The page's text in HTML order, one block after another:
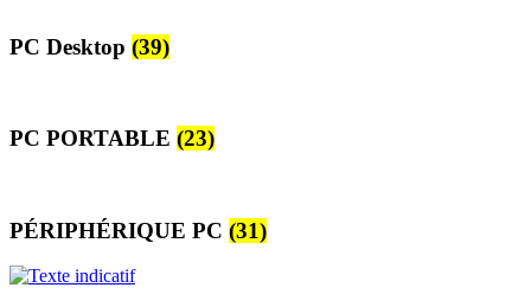
PC Desktop (39)
PC PORTABLE (23)
PÉRIPHÉRIQUE PC (31)